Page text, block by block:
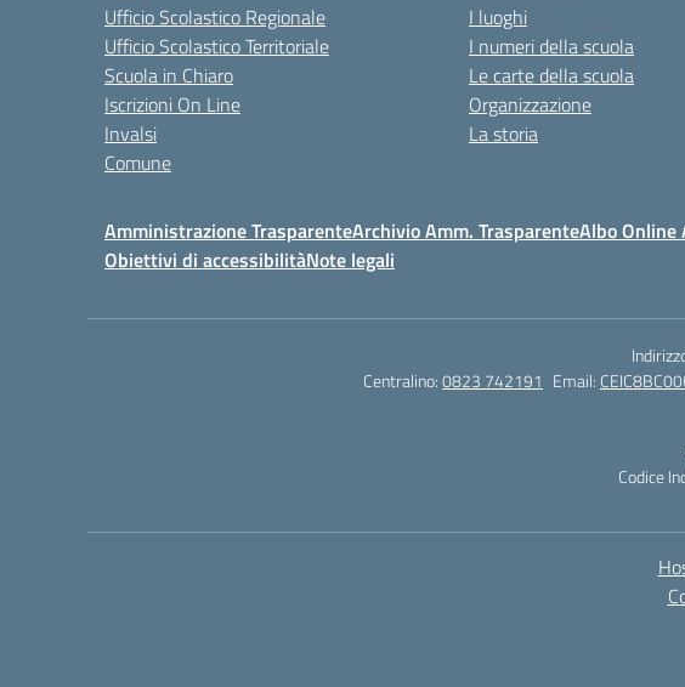
Ufficio Scolastico Regionale
Ufficio Scolastico Territoriale
Scuola in Chiaro
Iscrizioni On Line
Invalsi
Comune
I luoghi
I numeri della scuola
Le carte della scuola
Organizzazione
La storia
Amministrazione TrasparenteArchivio Amm. TrasparenteAlbo Online
Obiettivi di accessibilitàNote legali
Centralino:0823 742191 Email:
Codice